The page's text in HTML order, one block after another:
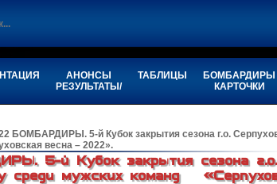
АНОНСЫ
РЕЗУЛЬТАТЫ/
ТАБЛИЦЫ
БОМБАРДИРЫ
КАРТОЧКИ
БОМБАРДИРЫ. 5-й Кубок закрытия сезона г.о.
весна – 2022».
5-й Кубок закрытия сезона г.о.
среди мужских команд